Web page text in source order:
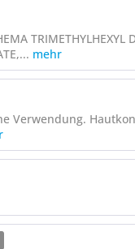
TRIMETHYLHEXYL
mehr
Verwendung.